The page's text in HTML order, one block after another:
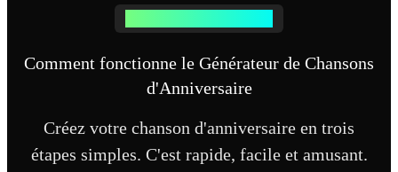
Comment fonctionne le Générateur de Chansons
d'Anniversaire
Créez votre chanson d'anniversaire en trois
étapes simples. C'est rapide, facile et amusant.